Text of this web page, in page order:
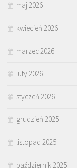
maj 2026
kwiecień 2026
marzec 2026
luty 2026
styczeń 2026
grudzień 2025
listopad 2025
październik 2025